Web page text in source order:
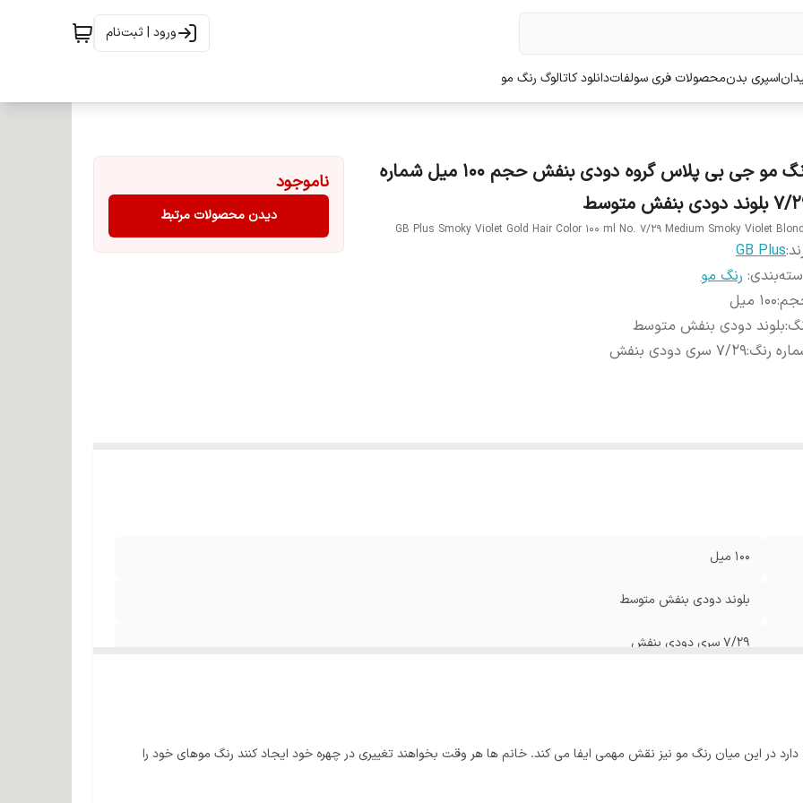
ورود | ثبت‌نام
اسپری بدنمحصولات فری سولفاتدانلود کاتالوگ رنگ مو
رنگ مو جی بی پلاس گروه دودی بنفش حجم 100 میل شماره
دودی بنفش متوسط
GB Plus Smoky Violet Gold Hair Color 100 ml No. 7/29 Medium Smoky Violet
GB Plus
: رنگ مو
:100 میل
:بلوند دودی بنفش متوسط
رنگ:7/29 سری دودی بنفش
ناموجود
دیدن محصولات مرتبط
100 میل
بلوند دودی بنفش متوسط
7/29 سری دودی بنفش
دارد در این میان رنگ مو نیز نقش مهمی ایفا می کند. خانم ها هر وقت بخواهند تغییری در چهره خود ایجاد کنند رنگ موهای خود را